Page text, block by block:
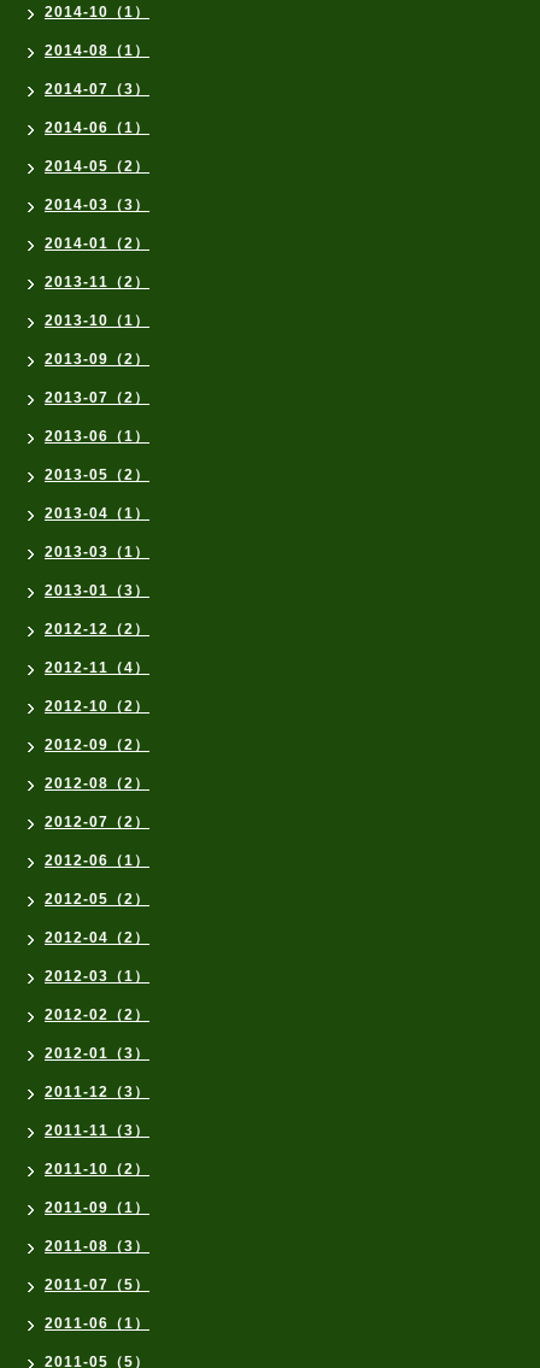
2014-10（1）
2014-08（1）
2014-07（3）
2014-06（1）
2014-05（2）
2014-03（3）
2014-01（2）
2013-11（2）
2013-10（1）
2013-09（2）
2013-07（2）
2013-06（1）
2013-05（2）
2013-04（1）
2013-03（1）
2013-01（3）
2012-12（2）
2012-11（4）
2012-10（2）
2012-09（2）
2012-08（2）
2012-07（2）
2012-06（1）
2012-05（2）
2012-04（2）
2012-03（1）
2012-02（2）
2012-01（3）
2011-12（3）
2011-11（3）
2011-10（2）
2011-09（1）
2011-08（3）
2011-07（5）
2011-06（1）
2011-05（5）